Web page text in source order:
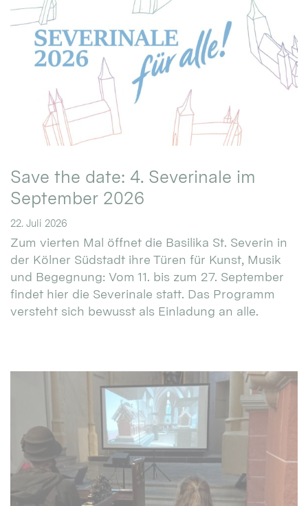
Save the date: 4. Severinale im
September 2026
22. Juli 2026
Zum vierten Mal öffnet die Basilika St. Severin in
der Kölner Südstadt ihre Türen für Kunst, Musik
und Begegnung: Vom 11. bis zum 27. September
findet hier die Severinale statt. Das Programm
versteht sich bewusst als Einladung an alle.